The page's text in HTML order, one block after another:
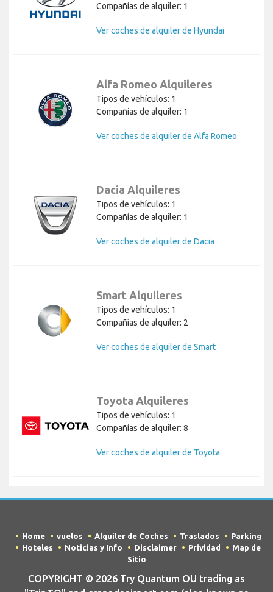
Compañías de alquiler: 1
Ver coches de alquiler de Hyundai
Alfa Romeo Alquileres
Tipos de vehículos: 1
Compañías de alquiler: 1
Ver coches de alquiler de Alfa Romeo
Dacia Alquileres
Tipos de vehículos: 1
Compañías de alquiler: 1
Ver coches de alquiler de Dacia
Smart Alquileres
Tipos de vehículos: 1
Compañías de alquiler: 2
Ver coches de alquiler de Smart
Toyota Alquileres
Tipos de vehículos: 1
Compañías de alquiler: 8
Ver coches de alquiler de Toyota
Home vuelos Alquiler de Coches Traslados
Parking
Hoteles
Noticias y Info Disclaimer Prividad
Map de
Sitio
COPYRIGHT © 2026 Try Quantum OU trading as